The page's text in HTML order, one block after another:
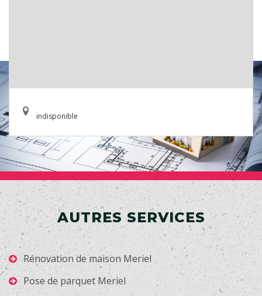
indisponible
AUTRES SERVICES
Rénovation de maison Meriel
Pose de parquet Meriel